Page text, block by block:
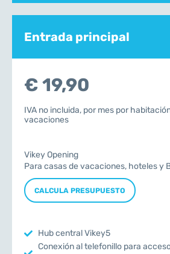
Entrada principal
€ 19,90
IVA no incluida, por mes por
vacaciones
Vikey Opening
Para casas de vacaciones, hoteles y
CALCULA PRESUPUESTO
Hub central Vikey5
Conexión al telefonillo para